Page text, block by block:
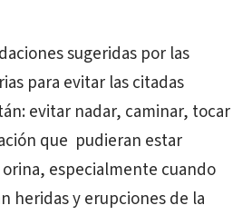
sugeridas por las
para evitar las citadas
evitar nadar, caminar, tocar
que pudieran estar
especialmente cuando
heridas y erupciones de la